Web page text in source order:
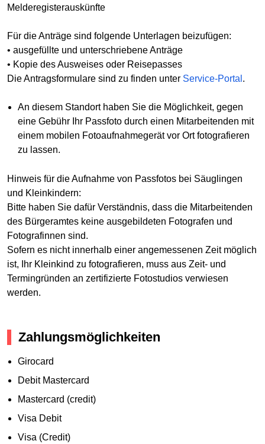
Melderegisterauskünfte
Für die Anträge sind folgende Unterlagen beizufügen:
• ausgefüllte und unterschriebene Anträge
• Kopie des Ausweises oder Reisepasses
Die Antragsformulare sind zu finden unter Service-Portal .
An diesem Standort haben Sie die Möglichkeit, gegen
eine Gebühr Ihr Passfoto durch einen Mitarbeitenden mit
einem mobilen Fotoaufnahmegerät vor Ort fotografieren
zu lassen.
Hinweis für die Aufnahme von Passfotos bei Säuglingen
und Kleinkindern:
Bitte haben Sie dafür Verständnis, dass die Mitarbeitenden
des Bürgeramtes keine ausgebildeten Fotografen und
Fotografinnen sind.
Sofern es nicht innerhalb einer angemessenen Zeit möglich
ist, Ihr Kleinkind zu fotografieren, muss aus Zeit- und
Termingründen an zertifizierte Fotostudios verwiesen
werden.
Zahlungsmöglichkeiten
Girocard
Debit Mastercard
Mastercard (credit)
Visa Debit
Visa (Credit)